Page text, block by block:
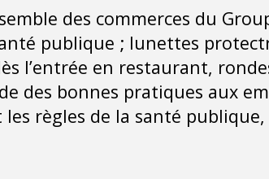
des commerces du
publique ; lunettes
l’entrée en restaurant,
des bonnes pratiques aux
règles de la santé